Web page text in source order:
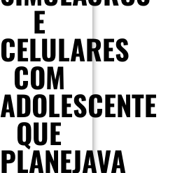
E
CELULARES
COM
ADOLESCENTE
QUE
PLANEJAVA